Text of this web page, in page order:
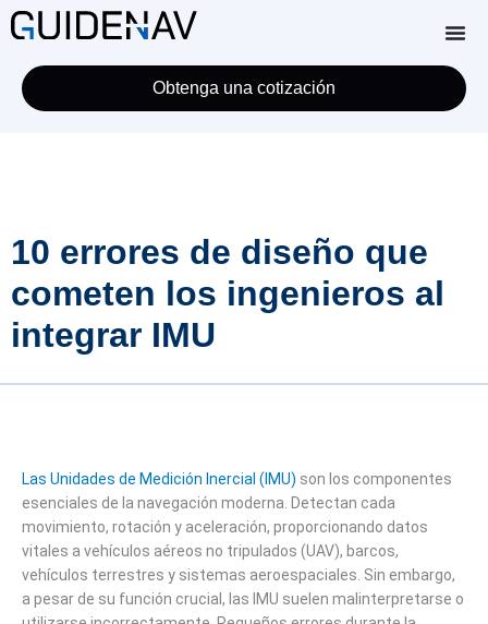
Obtenga una cotización
10 errores de diseño que
cometen los ingenieros al
integrar IMU
Las Unidades de Medición Inercial (IMU) son los componentes
esenciales de la navegación moderna. Detectan cada
movimiento, rotación y aceleración, proporcionando datos
vitales a vehículos aéreos no tripulados (UAV), barcos,
vehículos terrestres y sistemas aeroespaciales. Sin embargo,
a pesar de su función crucial, las IMU suelen malinterpretarse o